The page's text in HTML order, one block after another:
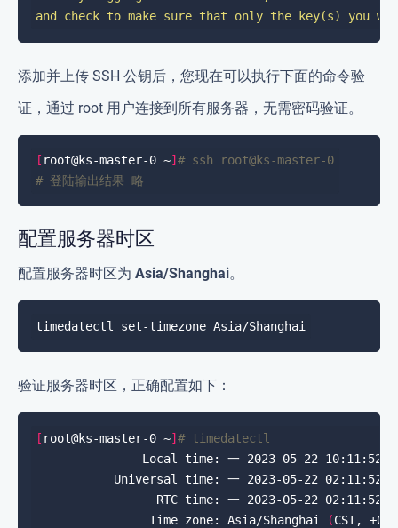
添加并上传 SSH 公钥后，您现在可以执行下面的命令验
证，通过 root 用户连接到所有服务器，无需密码验证。
[ root@ks-master-0 ~]# ssh root@ks-master-0
# 登陆输出结果 略
配置服务器时区
配置服务器时区为 Asia/Shanghai。
验证服务器时区，正确配置如下：
[ root@ks-master-0 ~]# timedatectl
                Time zone: Asia/Shanghai
(CST,